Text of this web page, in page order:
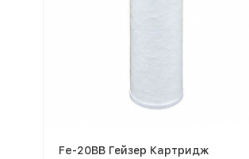
Fe-20BB Гейзер Картридж